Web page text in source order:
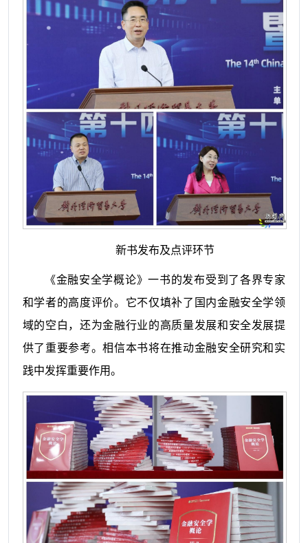
新书发布及点评环节
《金融安全学概论》一书的发布受到了各界专家
和学者的高度评价。它不仅填补了国内金融安全学领
域的空白，还为金融行业的高质量发展和安全发展提
供了重要参考。相信本书将在推动金融安全研究和实
践中发挥重要作用。